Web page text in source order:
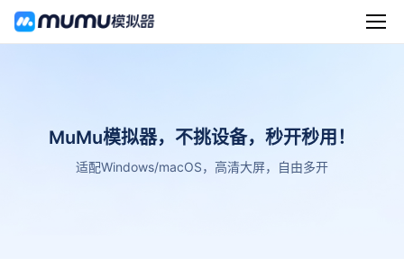
MuMu模拟器，不挑设备，秒开秒用！
适配Windows/macOS，高清大屏，自由多开